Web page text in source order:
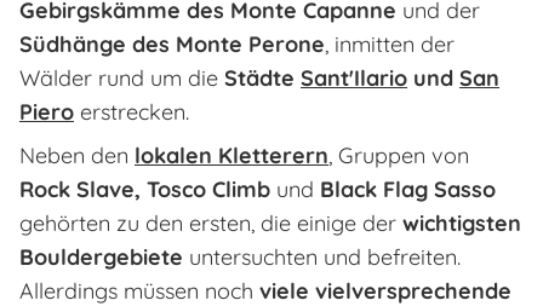
Gebirgskämme des Monte Capanne und der
Südhänge des Monte Perone, inmitten der
Wälder rund um die Städte Sant'Ilario und San
Piero erstrecken.
Neben den lokalen Kletterern, Gruppen von
Rock Slave, Tosco Climb und Black Flag Sasso
gehörten zu den ersten, die einige der wichtigsten
Bouldergebiete untersuchten und befreiten.
Allerdings müssen noch viele vielversprechende